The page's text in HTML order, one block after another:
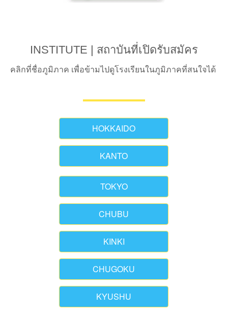
INSTITUTE | สถาบันที่เปิดรับสมัคร
คลิกที่ชื่อภูมิภาค เพื่อข้ามไปดูโรงเรียนในภูมิภาคที่สนใจได้
HOKKAIDO
KANTO
TOKYO
CHUBU
KINKI
CHUGOKU
KYUSHU